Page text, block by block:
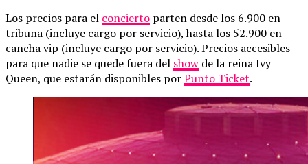
Los precios para el concierto parten desde los 6.900 en
tribuna (incluye cargo por servicio), hasta los 52.900 en
cancha vip (incluye cargo por servicio). Precios accesibles
para que nadie se quede fuera del show de la reina Ivy
Queen, que estarán disponibles porPunto Ticket.